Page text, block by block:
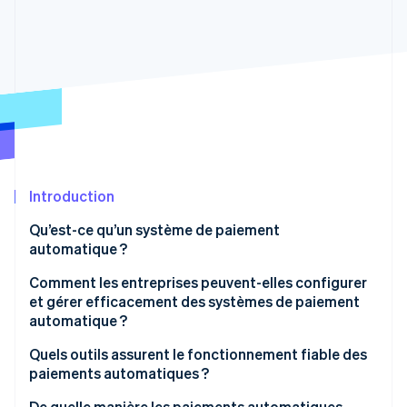
Climate
Vérification de l'identité
Stripe Sessions 2026
Découvrez comment Stripe construit l’infrastructure
Regarder la vidéo
Introduction
Qu’est-ce qu’un système de paiement
automatique ?
Comment les entreprises peuvent-elles configurer
et gérer efficacement des systèmes de paiement
automatique ?
Sélectionnez l’infrastructure de paiement pour
gérer vos facturations
Quels outils assurent le fonctionnement fiable des
paiements automatiques ?